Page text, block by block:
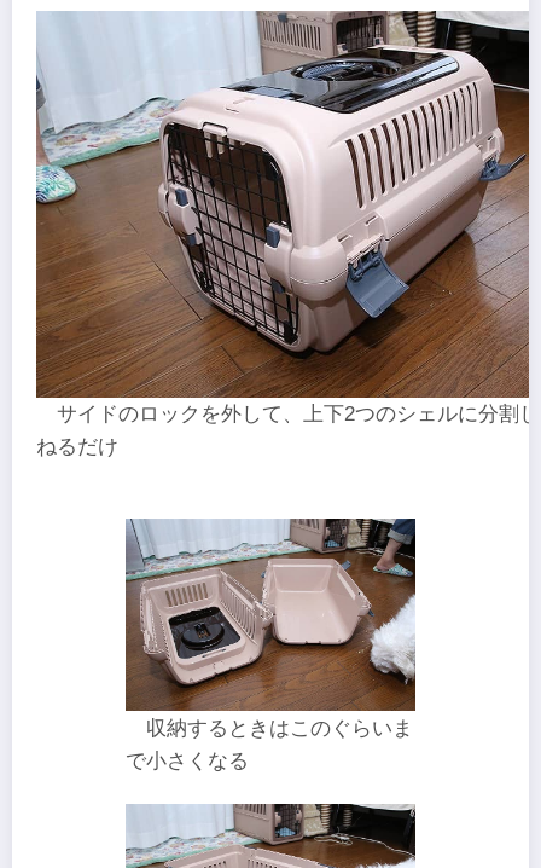
サイドのロックを外して、上下2つのシェルに分割
ねるだけ
収納するときはこのぐらいま
で小さくなる